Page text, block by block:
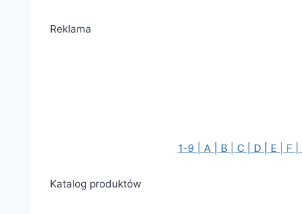
Reklama
1-9 | A | B | C | D | E | F |
Katalog produktów